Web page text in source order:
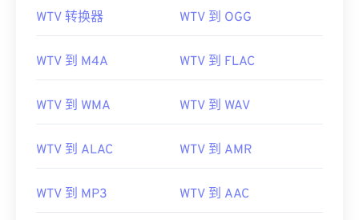
WTV 转换器 WTV 到 OGG
WTV 到 M4A WTV 到 FLAC
WTV 到 WMA WTV 到 WAV
WTV 到 ALAC WTV 到 AMR
WTV 到 MP3 WTV 到 AAC